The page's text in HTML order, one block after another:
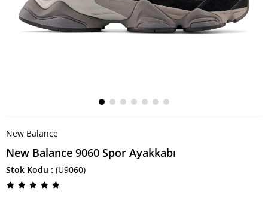
New Balance
New Balance 9060 Spor Ayakkabı
Stok Kodu (U9060)